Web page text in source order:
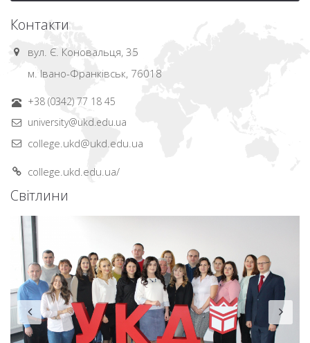
Контакти
вул. Є. Коновальця, 35
м. Івано-Франківськ, 76018
+38 (0342) 77 18 45
university@ukd.edu.ua
college.ukd@ukd.edu.ua
college.ukd.edu.ua/
Світлини